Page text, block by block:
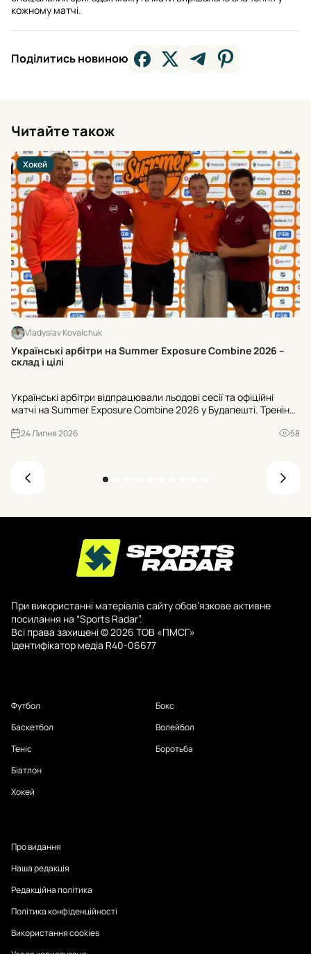
кожному матчі.
Поділитись новиною
Читайте також
Хокей
Vladyslav Kovalchuk
Українські арбітри на Summer Exposure Combine 2026 –
склад і цілі
Українські арбітри відпрацювали льодові сесії та офіційні
матчі на Summer Exposure Combine 2026 у Будапешті. Тренінги
Хто потрапив до списку?
24 Липня 2026 58
При використанні матеріалів сайту обов’язкове активне
посилання на “Sports Radar”.
Всі права захищені © 2026 ТОВ «ПМСГ»
Ідентифікатор медіа R40-06677
Футбол
Баскетбол
Теніс
Біатлон
Хокей
Бокс
Волейбол
Боротьба
Про видання
Наша редакція
Редакційна політика
Політика конфіденційності
Використання cookies